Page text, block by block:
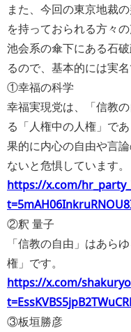
また、今回の東京地裁
を持っておられる方々
池会系の傘下にある石
るので、基本的には実
①幸福の科学
幸福実現党は、「信教
る「人権中の人権」で
果的に内心の自由や言
ないと危惧しています。
https://x.com/
②釈 量子
「信教の自由」はあら
権」です。
https://x.com/
③板垣勝彦